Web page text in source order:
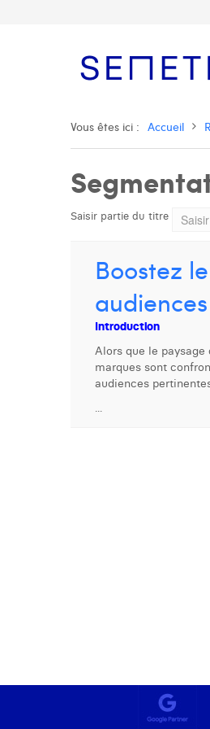
Vous êtes ici : Accueil
Saisir partie du titre
Boostez
Introduction
Alors que le
marques sont
audiences
...